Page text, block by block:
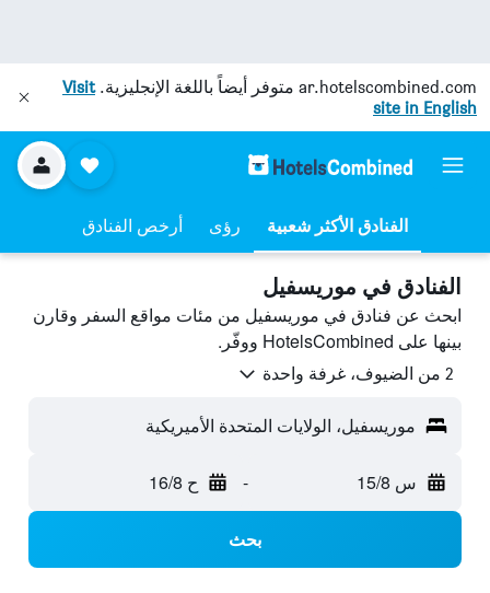
ar.hotelscombined.com متوفر أيضاً باللغة الإنجليزية.Visit
site in English
رؤى أرخص الفنادق
الفنادق في موريسفيل
ابحث عن فنادق في موريسفيل من مئات مواقع السفر وقارن
بينها على HotelsCombined ووفّر.
2 من الضيوف، غرفة واحدة
موريسفيل، الولايات المتحدة الأميريكية
س 15/8 - ح 16/8
بحث